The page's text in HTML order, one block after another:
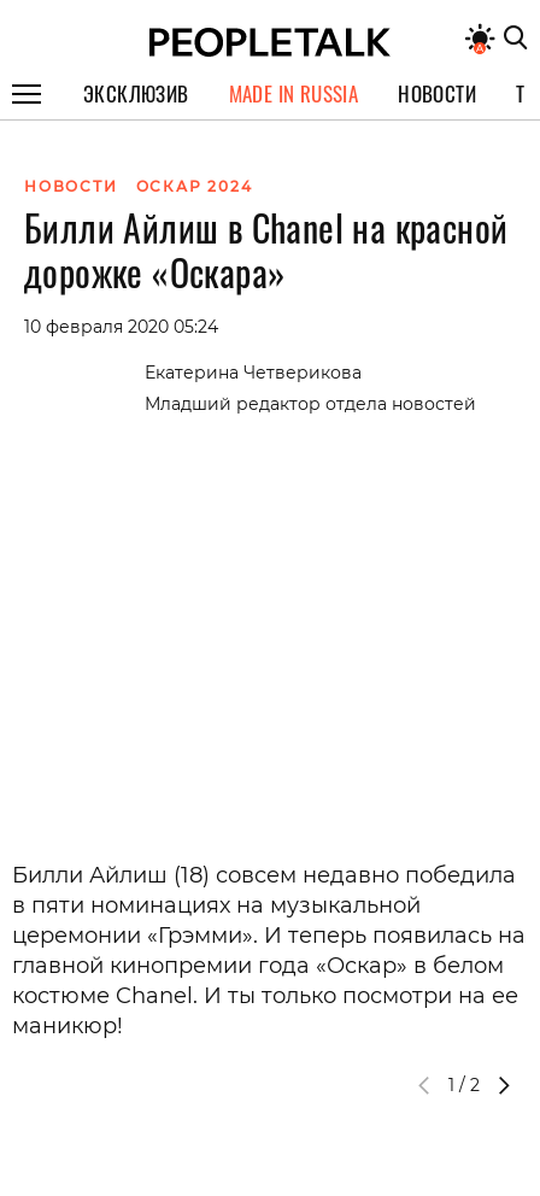
ЭКСКЛЮЗИВ
СПЕЦПРОЕКТЫ
ИНТЕРВЬЮ
ПОКОЛЕНИЕ
MADE IN RUSSIA НОВОСТИ
НОВОСТИ ОСКАР 2024
Билли Айлиш в Chanel на красной
дорожке «Оскара»
10 февраля 2020 05:24
Екатерина Четверикова
Младший редактор отдела новостей
Билли Айлиш (18) совсем недавно победила
в пяти номинациях на музыкальной
церемонии «Грэмми». И теперь появилась на
главной кинопремии года «Оскар» в белом
костюме Chanel. И ты только посмотри на ее
маникюр!
1 / 2